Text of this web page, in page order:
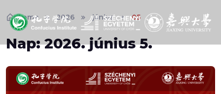
Home 2026 június 05
Nap:2026. június 5.